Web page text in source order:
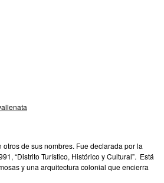
otros de sus nombres. Fue declarada por la
“Distrito Turístico, Histórico y Cultural”. Está
y una arquitectura colonial que encierra